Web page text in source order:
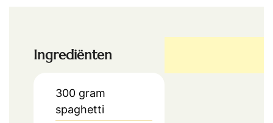
Ingrediënten
300 gram
spaghetti